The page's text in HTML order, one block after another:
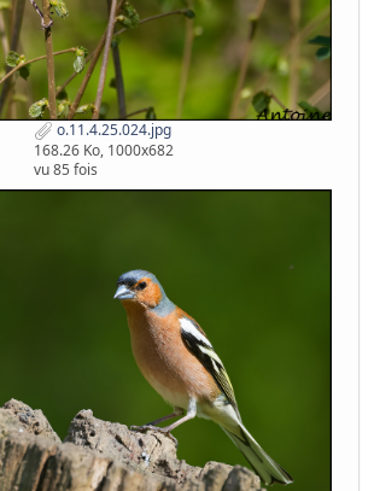
o.11.4.25.024.jpg
168.26 Ko, 1000x682
vu 85 fois